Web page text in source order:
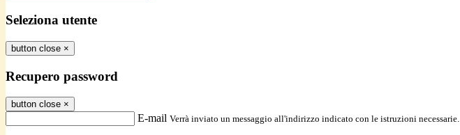
Seleziona utente
button close ×
Recupero password
button close ×
E-mail Verrà inviato un messaggio all'indirizzo indicato con le istruzioni necessarie.